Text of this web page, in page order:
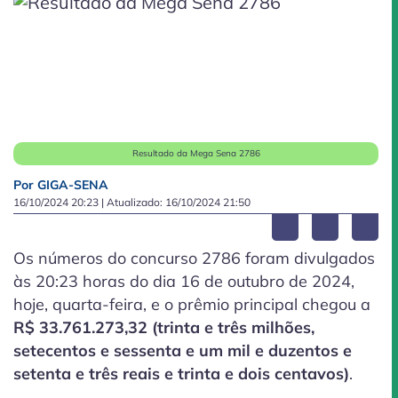
Resultado da Mega Sena 2786
Por GIGA-SENA
16/10/2024 20:23 | Atualizado: 16/10/2024 21:50
Os números do concurso 2786 foram divulgados
às 20:23 horas do dia 16 de outubro de 2024,
hoje, quarta-feira, e o prêmio principal chegou a
R$ 33.761.273,32 (trinta e três milhões,
setecentos e sessenta e um mil e duzentos e
setenta e três reais e trinta e dois centavos).